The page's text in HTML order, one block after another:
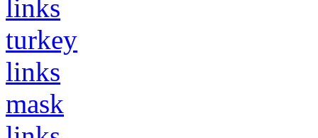
links
turkey
links
mask